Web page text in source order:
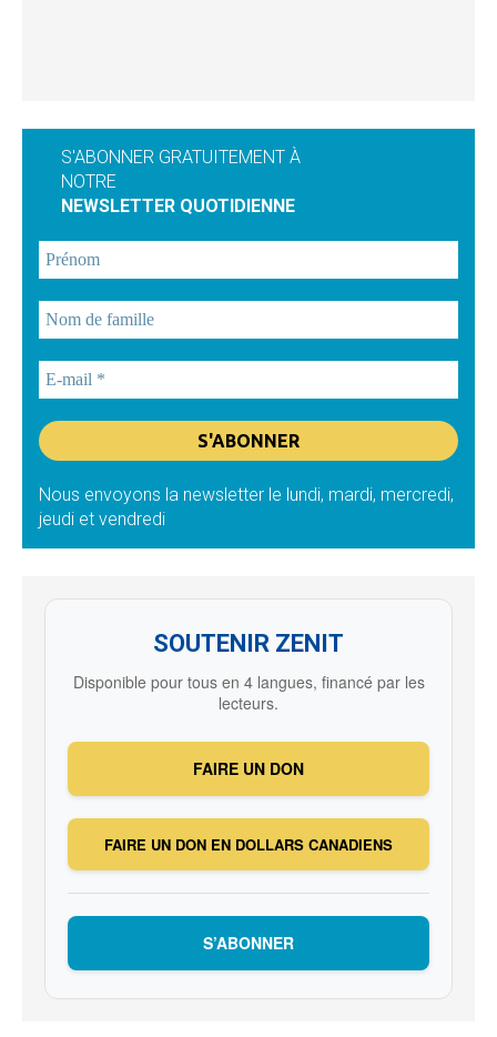
S'ABONNER GRATUITEMENT À
NOTRE
NEWSLETTER QUOTIDIENNE
Nous envoyons la newsletter le lundi, mardi, mercredi,
jeudi et vendredi
SOUTENIR ZENIT
Disponible pour tous en 4 langues, financé par les
lecteurs.
FAIRE UN DON
FAIRE UN DON EN DOLLARS CANADIENS
S’ABONNER